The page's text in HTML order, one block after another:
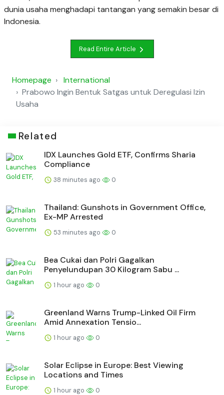
dunia usaha menghadapi tantangan yang semakin besar di
Indonesia.
Read Entire Article
Homepage
International
Prabowo Ingin Bentuk Satgas untuk Deregulasi Izin
Usaha
Related
IDX Launches Gold ETF, Confirms Sharia
Compliance
38 minutes ago 0
Thailand: Gunshots in Government Office,
Ex-MP Arrested
53 minutes ago 0
Bea Cukai dan Polri Gagalkan
Penyelundupan 30 Kilogram Sabu ...
1 hour ago 0
Greenland Warns Trump-Linked Oil Firm
Amid Annexation Tensio...
1 hour ago 0
Solar Eclipse in Europe: Best Viewing
Locations and Times
1 hour ago 0